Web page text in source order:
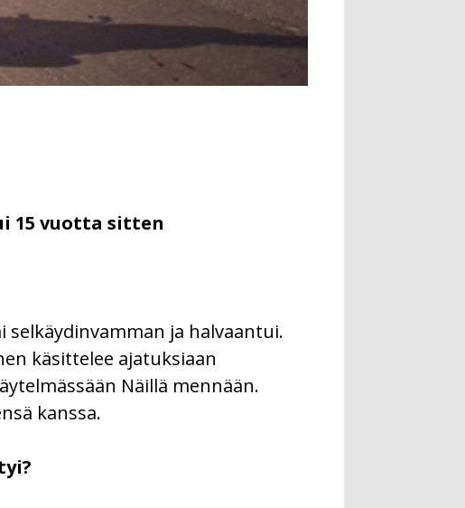
15 vuotta sitten
selkäydinvamman ja halvaantui.
käsittelee ajatuksiaan
Näillä mennään.
kanssa.